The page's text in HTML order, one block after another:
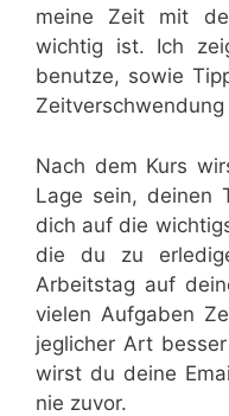
meine Zeit mit
wichtig ist. Ich
benutze, sowie
Nach dem Kurs
Lage sein, deinen
dich auf die
die du zu
Arbeitstag auf
vielen Aufgaben
jeglicher Art
wirst du deine
nie zuvor.